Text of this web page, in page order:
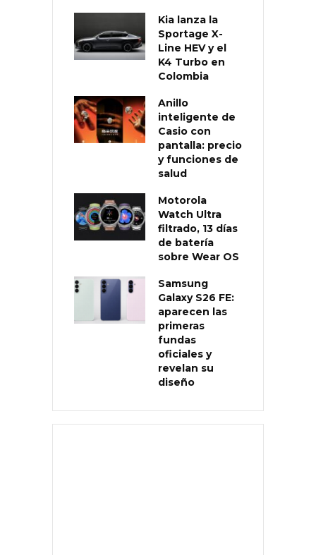
Kia lanza la
Sportage X-
Line HEV y el
K4 Turbo en
Colombia
Anillo
inteligente de
Casio con
pantalla: precio
y funciones de
salud
Motorola
Watch Ultra
filtrado, 13 días
de batería
sobre Wear OS
Samsung
Galaxy S26 FE:
aparecen las
primeras
fundas
oficiales y
revelan su
diseño